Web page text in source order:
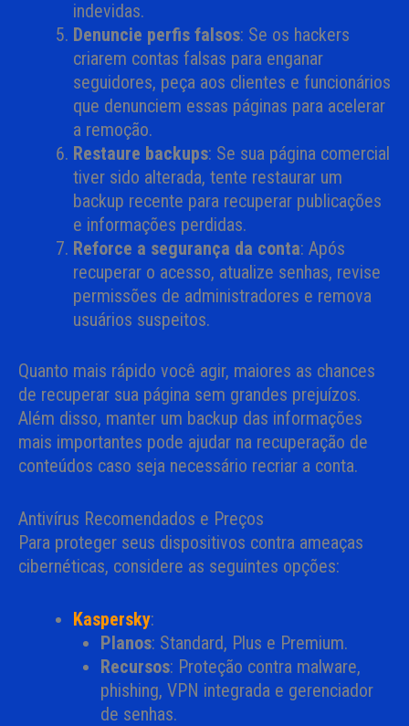
indevidas.
Denuncie perfis falsos: Se os hackers
criarem contas falsas para enganar
seguidores, peça aos clientes e funcionários
que denunciem essas páginas para acelerar
a remoção.
Restaure backups: Se sua página comercial
tiver sido alterada, tente restaurar um
backup recente para recuperar publicações
e informações perdidas.
Reforce a segurança da conta: Após
recuperar o acesso, atualize senhas, revise
permissões de administradores e remova
usuários suspeitos.
Quanto mais rápido você agir, maiores as chances
de recuperar sua página sem grandes prejuízos.
Além disso, manter um backup das informações
mais importantes pode ajudar na recuperação de
conteúdos caso seja necessário recriar a conta.
Antivírus Recomendados e Preços
Para proteger seus dispositivos contra ameaças
cibernéticas, considere as seguintes opções:
Kaspersky:
Planos: Standard, Plus e Premium.
Recursos: Proteção contra malware,
phishing, VPN integrada e gerenciador
de senhas.